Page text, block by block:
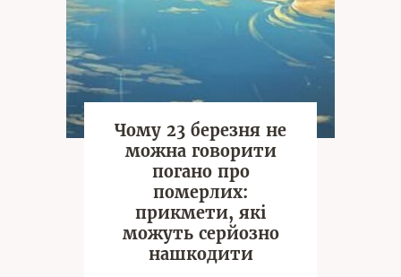
Чому 23 березня не
можна говорити
погано про
померлих:
прикмети, які
можуть серйозно
нашкодити